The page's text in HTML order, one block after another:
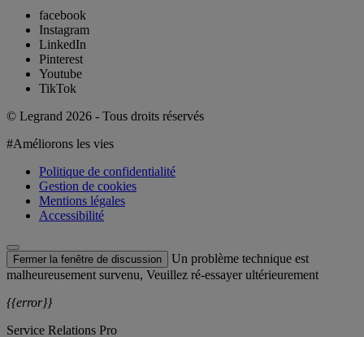
facebook
Instagram
LinkedIn
Pinterest
Youtube
TikTok
© Legrand 2026 - Tous droits réservés
#Améliorons les vies
Politique de confidentialité
Gestion de cookies
Mentions légales
Accessibilité
Fermer la fenêtre de discussion
Un problème technique est
malheureusement survenu, Veuillez ré-essayer ultérieurement
{{error}}
Service Relations Pro